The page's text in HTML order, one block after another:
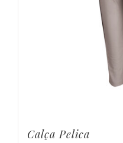
Calça Pelica